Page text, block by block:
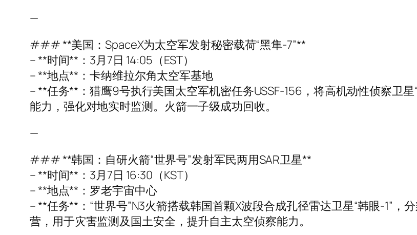
—
### **美国：SpaceX为太空军发射秘密载荷“黑隼-7”**
– **时间**：3月7日 14:05（EST）
– **地点**：卡纳维拉尔角太空军基地
– **任务**：猎鹰9号执行美国太空军机密任务USSF-156，将高机动性侦察卫
能力，强化对地实时监测。火箭一子级成功回收。
—
### **韩国：自研火箭“世界号”发射军民两用SAR卫星**
– **时间**：3月7日 16:30（KST）
– **地点**：罗老宇宙中心
– **任务**：“世界号”N3火箭搭载韩国首颗X波段合成孔径雷达卫星“韩眼-1”，
营，用于灾害监测及国土安全，提升自主太空侦察能力。